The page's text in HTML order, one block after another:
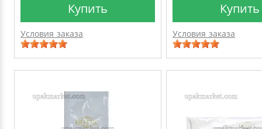
АВТОХИМИЯ
Купить
Условия заказа
Купить
Условия заказа